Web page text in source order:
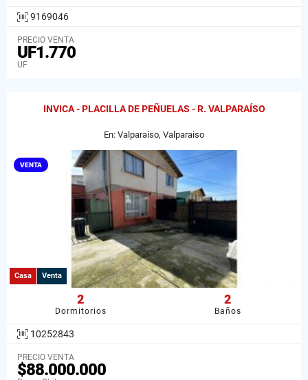
9169046
PRECIO VENTA
UF1.770
UF
INVICA - PLACILLA DE PEÑUELAS - R. VALPARAÍSO
En: Valparaíso, Valparaiso
VENTA
Casa Venta
2
Dormitorios
2
Baños
10252843
PRECIO VENTA
$88.000.000